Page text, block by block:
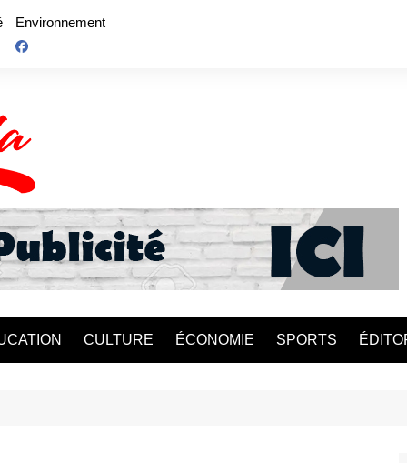
Environnement
CULTURE ÉCONOMIE SPORTS